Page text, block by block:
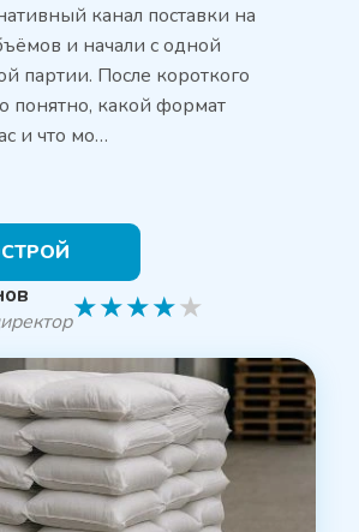
канал поставки на
и начали с одной
партии. После короткого
понятно, какой формат
и что мо…
★★★★★